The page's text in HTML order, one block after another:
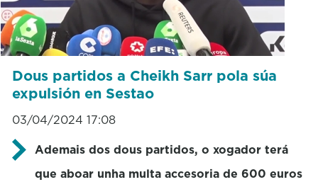
Dous partidos a Cheikh Sarr pola súa
expulsión en Sestao
03/04/2024 17:08
Ademais dos dous partidos, o xogador terá
que aboar unha multa accesoria de 600 euros